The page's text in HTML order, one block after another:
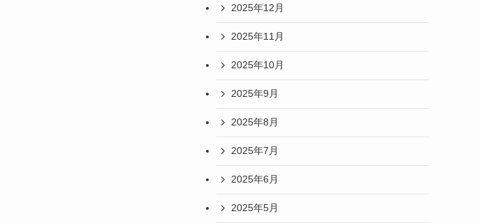
2025年12月
2025年11月
2025年10月
2025年9月
2025年8月
2025年7月
2025年6月
2025年5月